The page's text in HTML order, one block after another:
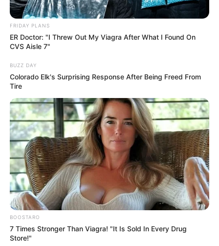
FRIDAY PLANS
ER Doctor: "I Threw Out My Viagra After What I Found On
CVS Aisle 7"
BUZZ DAY
Colorado Elk's Surprising Response After Being Freed From
Tire
BOOSTARO
7 Times Stronger Than Viagra! "It Is Sold In Every Drug
Store!"